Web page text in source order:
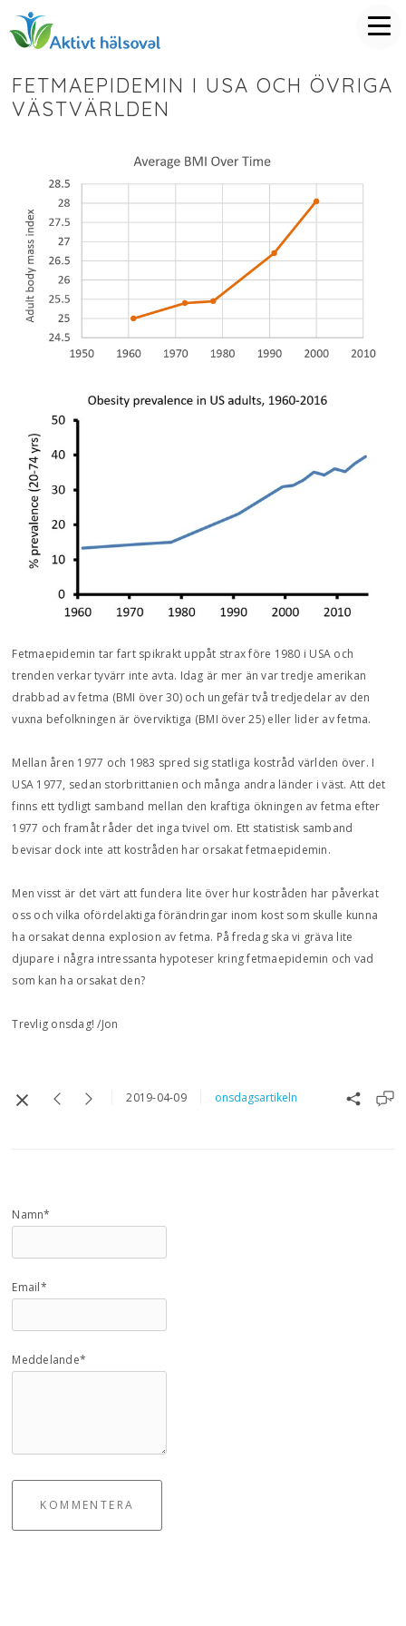
FETMAEPIDEMIN I USA OCH ÖVRIGA
VÄSTVÄRLDEN
Fetmaepidemin tar fart spikrakt uppåt strax före 1980 i USA och
trenden verkar tyvärr inte avta. Idag är mer än var tredje amerikan
drabbad av fetma (BMI över 30) och ungefär två tredjedelar av den
vuxna befolkningen är överviktiga (BMI över 25) eller lider av fetma.
Mellan åren 1977 och 1983 spred sig statliga kostråd världen över. I
USA 1977, sedan storbrittanien och många andra länder i väst. Att det
finns ett tydligt samband mellan den kraftiga ökningen av fetma efter
1977 och framåt råder det inga tvivel om. Ett statistisk samband
bevisar dock inte att kostråden har orsakat fetmaepidemin.
Men visst är det värt att fundera lite över hur kostråden har påverkat
oss och vilka ofördelaktiga förändringar inom kost som skulle kunna
ha orsakat denna explosion av fetma. På fredag ska vi gräva lite
djupare i några intressanta hypoteser kring fetmaepidemin och vad
som kan ha orsakat den?
Trevlig onsdag! /Jon
2019-04-09 onsdagsartikeln
Namn*
Email*
Meddelande*
KOMMENTERA